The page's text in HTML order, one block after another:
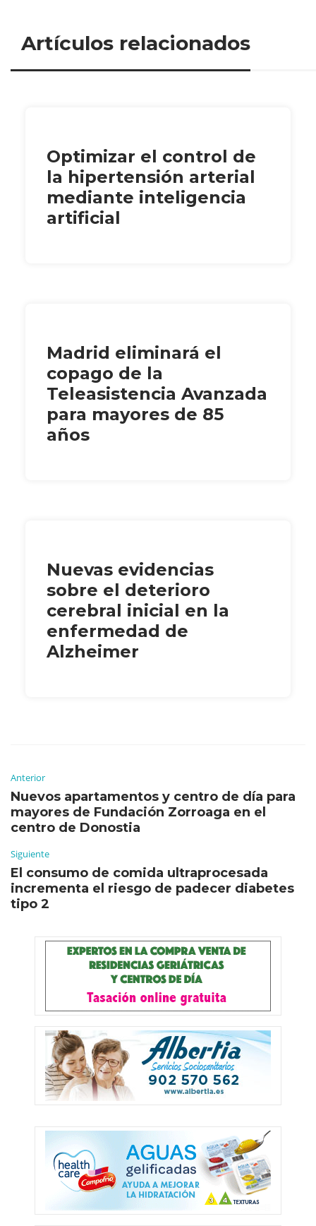
Artículos relacionados
Optimizar el control de
la hipertensión arterial
mediante inteligencia
artificial
Madrid eliminará el
copago de la
Teleasistencia Avanzada
para mayores de 85
años
Nuevas evidencias
sobre el deterioro
cerebral inicial en la
enfermedad de
Alzheimer
Anterior
Nuevos apartamentos y centro de día para
mayores de Fundación Zorroaga en el
centro de Donostia
Siguiente
El consumo de comida ultraprocesada
incrementa el riesgo de padecer diabetes
tipo 2